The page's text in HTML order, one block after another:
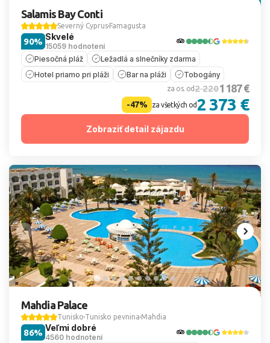
Salamis Bay Conti
Severný Cyprus Famagusta
Skvelé
15059 hodnotení
90%
Piesočná pláž
Ležadlá a slnečníky zdarma
Hotel priamo pri pláži
Bar na pláži Tobogány
za os. od2 2201 187 €
-47% za všetkých od2 373 €
Zobraziť detail zájazdu
Mahdia Palace
Tunisko Tunisko pevnina Mahdia
Veľmi dobré
4560 hodnotení
86%